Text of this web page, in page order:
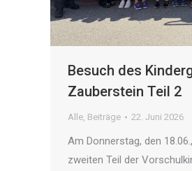
Besuch des
Zauberstein Teil 2
Alle, Beiträge 22. Juni 2026
Am Donnerstag, den
zweiten Teil der